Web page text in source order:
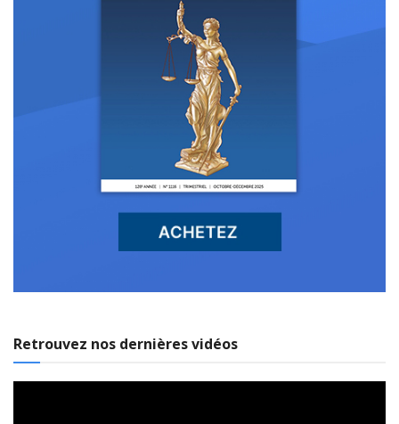
Retrouvez nos dernières vidéos